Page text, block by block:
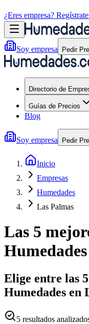
¿Eres empresa?
Soy empresa Pedir
Directorio de
Guías de Precios
Blog
Soy empresa Pedir
Inicio
Empresas
Humedades
Las Palmas
Las 5
Humedades
Elige entre las
Humedades en
5 resultados